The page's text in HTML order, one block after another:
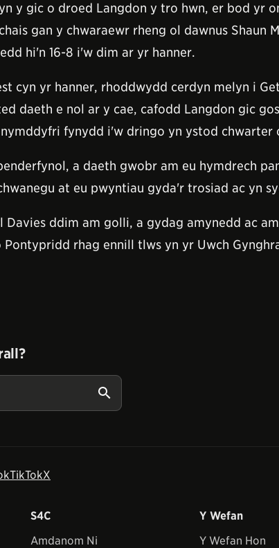
y gic o droed Langdon y tro hwn, er bod yr
gan y chwaraewr rheng ol dawnus
hi'n 16-8 i'w dim ar yr hanner.
cyn yr hanner, rhoddwydd cerdyn melyn i
daeth e nol ar y cae, cafodd Langdon gic
fynydd i'w dringo yn ystod chwarter
a daeth gwobr am eu hymdrech
at eu pwyntiau gyda'r trosiad ac yn
Davies ddim am golli, a gydag amynedd ac
rhag ennill tlws yn yr Uwch
TikTokX
S4C
Amdanom Ni
Y Wefan
Y Wefan Hon